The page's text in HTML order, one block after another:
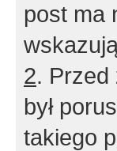
post ma
2. Przed
był
takiego